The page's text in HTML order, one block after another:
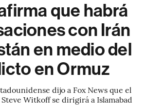
que habrá
con Irán
en medio del
en Ormuz
dijo a Fox News que el
Witkoff se dirigirá a Islamabad